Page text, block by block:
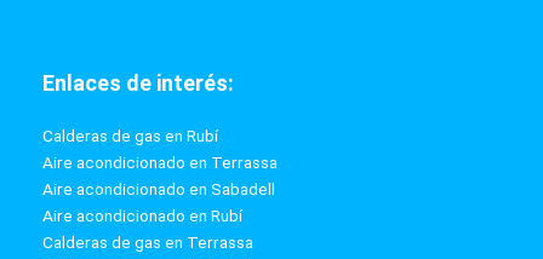
Enlaces de interés:
Calderas de gas en Rubí
Aire acondicionado en Terrassa
Aire acondicionado en Sabadell
Aire acondicionado en Rubí
Calderas de gas en Terrassa